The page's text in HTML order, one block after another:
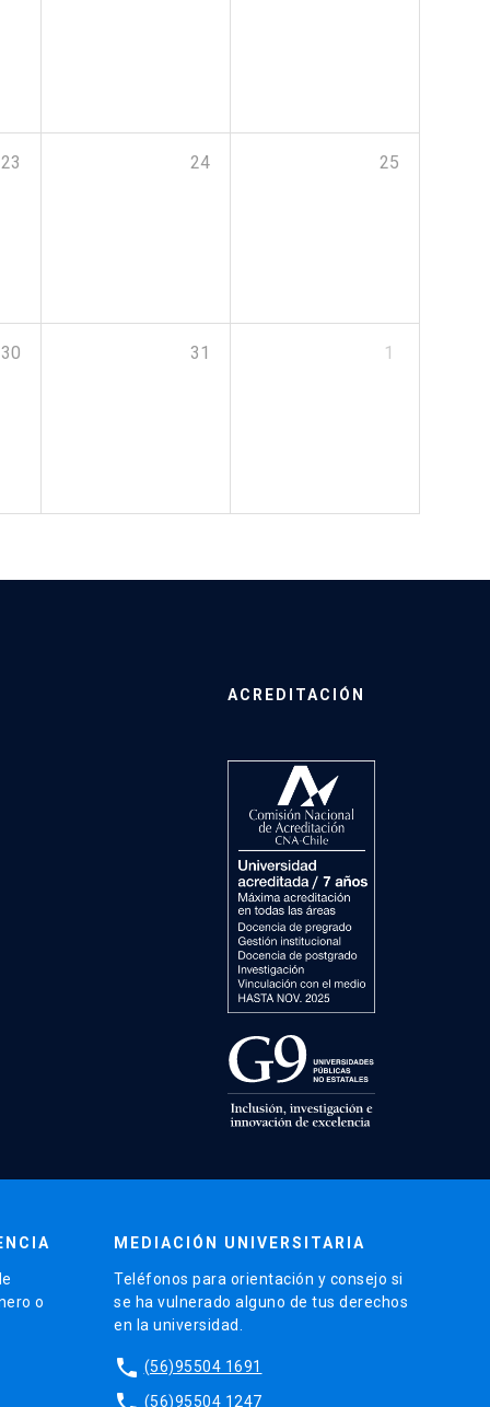
23 24 25
30 31 1
ACREDITACIÓN
o
MEDIACIÓN UNIVERSITARIA
Teléfonos para orientación y consejo si
se ha vulnerado alguno de tus derechos
en la universidad.
phone (56)95504 1691
(56)95504 1247